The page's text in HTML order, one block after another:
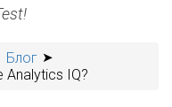
Блог
Analytics IQ?